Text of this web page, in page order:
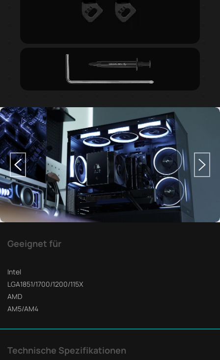
Geeignet für
Intel
LGA1851/1700/1200/115X
AMD
AM5/AM4
Technische Spezifikationen